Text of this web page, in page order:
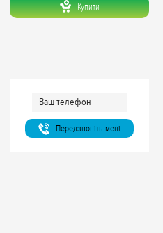
Купити
Передзвонiть менi